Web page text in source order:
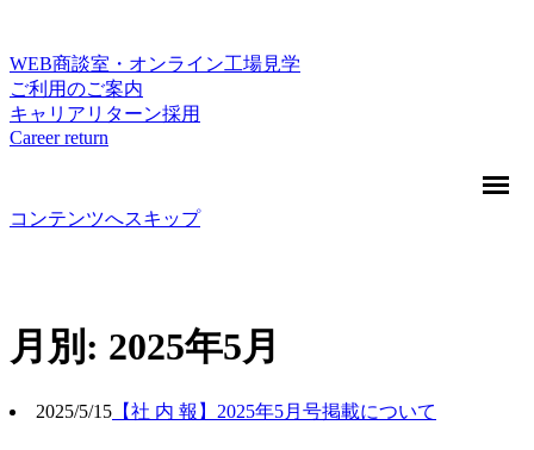
WEB商談室・オンライン工場見学
ご利用のご案内
キャリアリターン採用
Career return
コンテンツへスキップ
月別: 2025年5月
2025/5/15 【社 内 報】2025年5月号掲載について